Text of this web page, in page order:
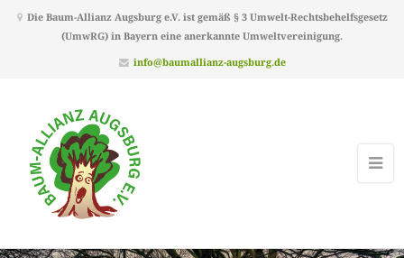
Die Baum-Allianz Augsburg e.V. ist gemäß § 3 Umwelt-Rechtsbehelfsgesetz
(UmwRG) in Bayern eine anerkannte Umweltvereinigung.
info@baumallianz-augsburg.de